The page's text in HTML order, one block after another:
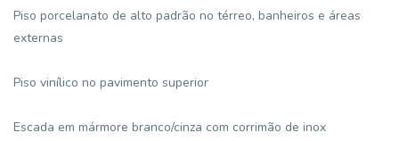
Piso porcelanato de alto padrão no térreo, banheiros e áreas
externas
Piso vinílico no pavimento superior
Escada em mármore branco/cinza com corrimão de inox